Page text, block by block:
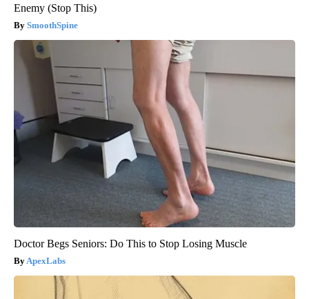
Enemy (Stop This)
SmoothSpine
Doctor Begs Seniors: Do This to Stop Losing Muscle
ApexLabs